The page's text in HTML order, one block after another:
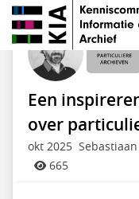
Particuliere
Een
over
okt 2025 Sebastiaan
665